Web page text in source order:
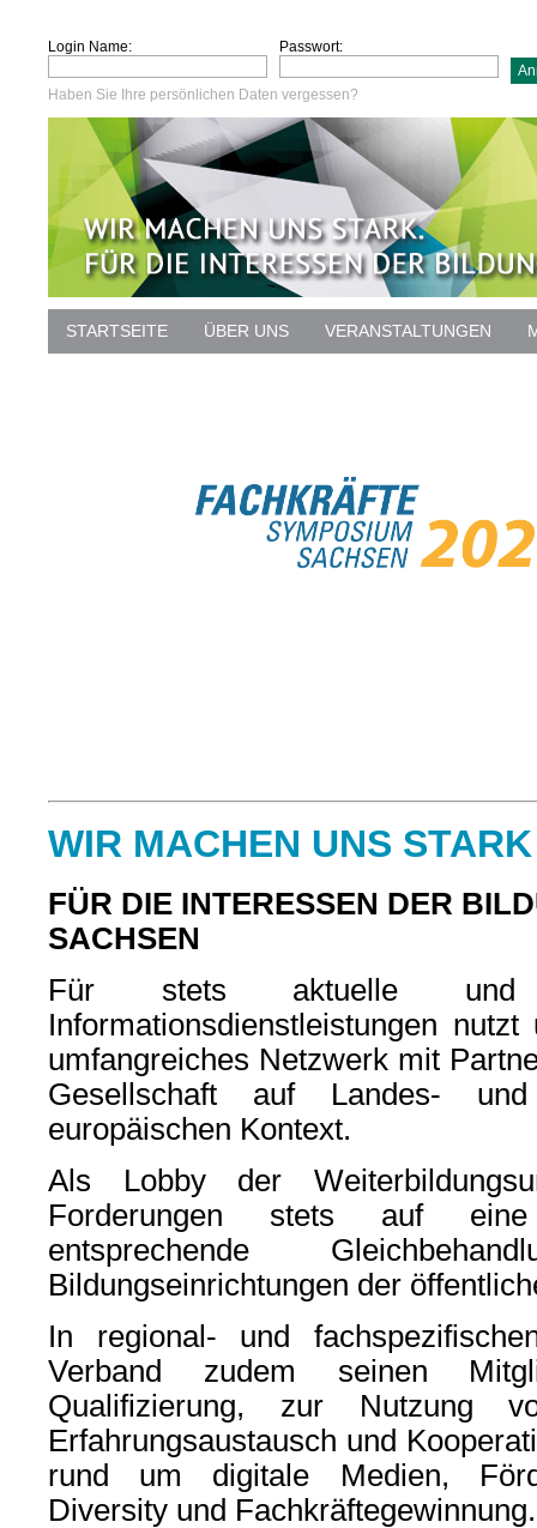
Login Name: Passwort:
Haben Sie Ihre persönlichen Daten vergessen?
STARTSEITE ÜBER UNS VERANSTALTUNGEN
WIR MACHEN UNS STARK
FÜR DIE INTERESSEN DER
SACHSEN
Für stets aktuelle und
Informationsdienstleistungen
umfangreiches Netzwerk mit
Gesellschaft auf Landes-
europäischen Kontext.
Als Lobby der
Forderungen stets auf eine
entsprechende
Bildungseinrichtungen der
In regional- und
Verband zudem seinen
Qualifizierung, zur Nutzung
Erfahrungsaustausch und
rund um digitale Medien,
Diversity und Fachkräftegewinnung.